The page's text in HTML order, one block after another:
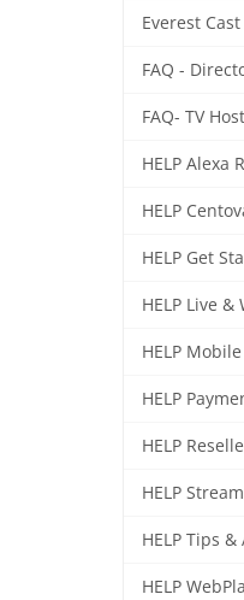
Everest
FAQ -
FAQ- TV
HELP Alexa
HELP Get
HELP
HELP
HELP Tips &
HELP